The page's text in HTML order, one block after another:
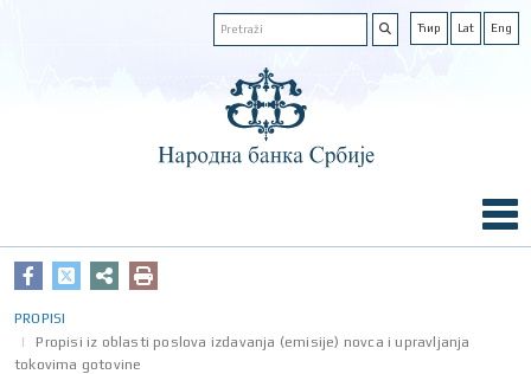
Ћир Lat Eng
PROPISI
Propisi iz oblasti poslova izdavanja (emisije) novca i upravljanja
tokovima gotovine